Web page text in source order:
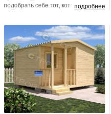
подробнее
подобрать себе тот, который Вас
выбрать понравившийся вариант. В
любом проекте деревянного дома
можно изменить планировку,
добавить утепления, уменьшить
или увеличить количество окон или
дверей.